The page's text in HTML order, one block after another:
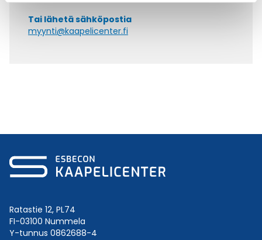
Tai lähetä sähköpostia
myynti@kaapelicenter.fi
Ratastie 12, PL74
FI-03100 Nummela
Y-tunnus 0862688-4